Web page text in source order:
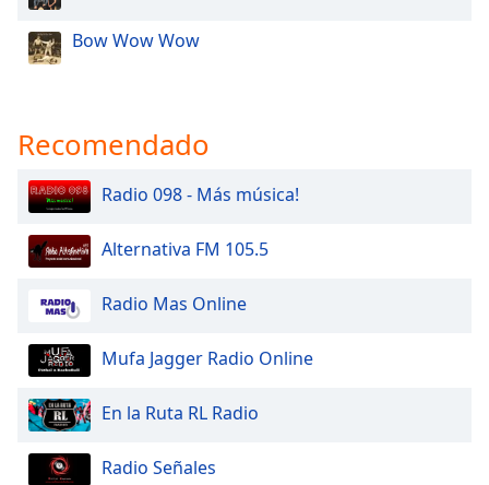
Text
Font
Family
Reset
Close
Modal
dialog
window.
Bow Wow Wow
Recomendado
Radio 098 - Más música!
Alternativa FM 105.5
Radio Mas Online
Mufa Jagger Radio Online
En la Ruta RL Radio
Radio Señales